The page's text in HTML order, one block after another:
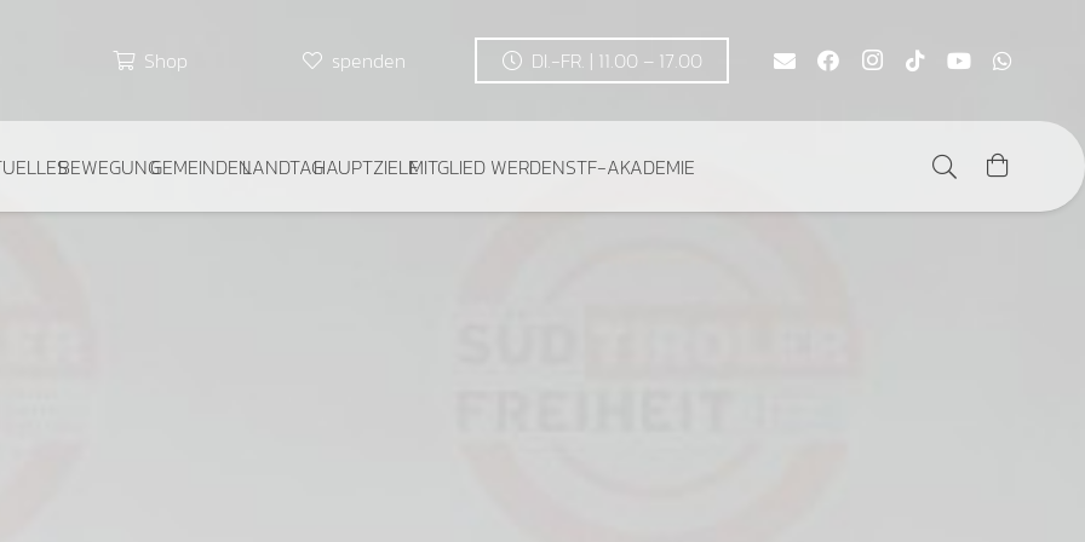
Shop spenden DI.-FR. | 11.00 – 17.00
BEWEGUNGGEMEINDENLANDTAGHAUPTZIELEMITGLIED WERDENSTF-AKADEMIE